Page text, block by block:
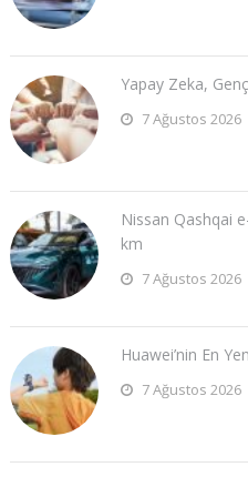
Yapay Zeka,
7 Ağustos 2026
Nissan Qashqai
km
7 Ağustos 2026
Huawei’nin En
7 Ağustos 2026